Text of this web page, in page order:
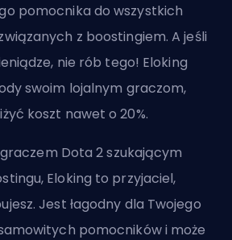
pomocnika do wszystkich
z boostingiem. A jeśli
nie rób tego! Eloking
swoim lojalnym graczom,
koszt nawet o 20%.
Dota 2 szukającym
Eloking to przyjaciel,
Jest łagodny dla Twojego
pomocników i może